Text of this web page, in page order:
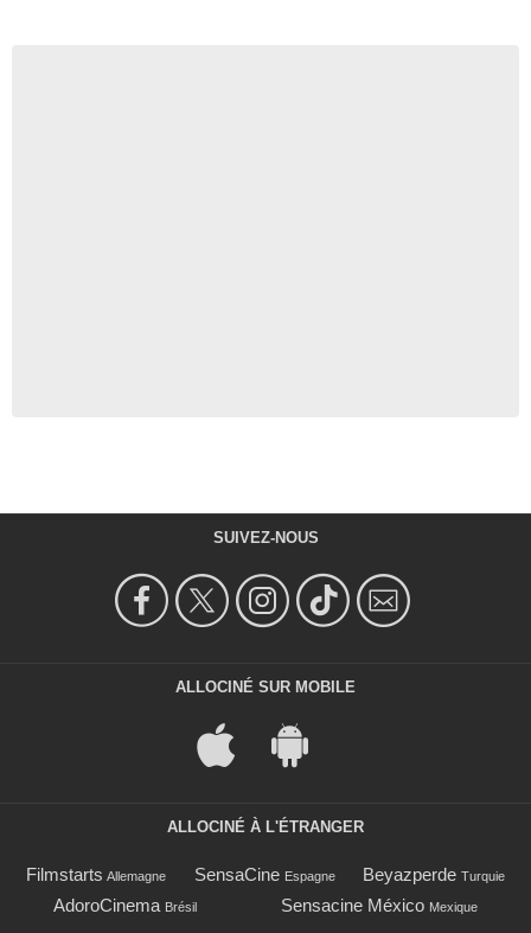
SUIVEZ-NOUS
ALLOCINÉ SUR MOBILE
ALLOCINÉ À L'ÉTRANGER
Filmstarts Allemagne SensaCine Espagne Beyazperde Turquie
AdoroCinema Brésil Sensacine México Mexique